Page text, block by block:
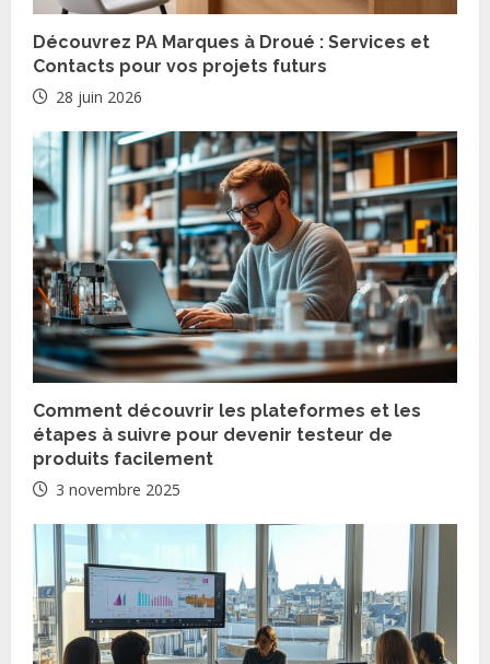
R
e
a
d
i
n
g
Découvrez PA Marques à Droué : Services et
Contacts pour vos projets futurs
28 juin 2026
Comment découvrir les plateformes et les
étapes à suivre pour devenir testeur de
produits facilement
3 novembre 2025